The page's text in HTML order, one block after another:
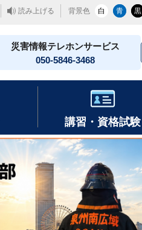
読み上げる 背景色 白 青 黒
災害情報テレホンサービス
050-5846-3468
講習・資格試験